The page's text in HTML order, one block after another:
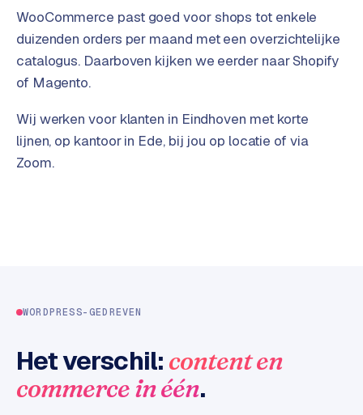
c
o
m
e
c
e
r
s
s
w
→
WooCommerce past goed voor shops tot enkele
duizenden orders per maand met een overzichtelijke
catalogus. Daarboven kijken we eerder naar Shopify
of Magento.
Wij werken voor klanten in Eindhoven met korte
lijnen, op kantoor in Ede, bij jou op locatie of via
Zoom.
WORDPRESS-GEDREVEN
Het verschil: content en
commerce in één.